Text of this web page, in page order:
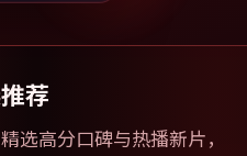
荐
精选高分口碑与热播新片，